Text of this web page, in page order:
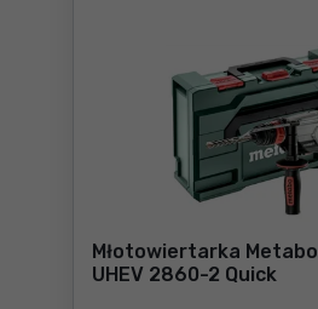
Młotowiertarka Metabo
UHEV 2860-2 Quick